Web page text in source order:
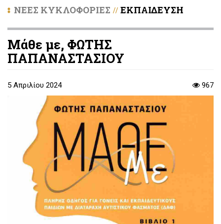
ΝΕΕΣ ΚΥΚΛΟΦΟΡΙΕΣ // ΕΚΠΑΙΔΕΥΣΗ
Μάθε με, ΦΩΤΗΣ
ΠΑΠΑΝΑΣΤΑΣΙΟΥ
5 Απριλίου 2024 967